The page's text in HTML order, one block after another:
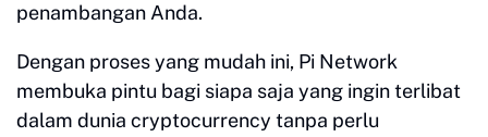
penambangan Anda.
Dengan proses yang mudah ini, Pi Network
membuka pintu bagi siapa saja yang ingin terlibat
dalam dunia cryptocurrency tanpa perlu